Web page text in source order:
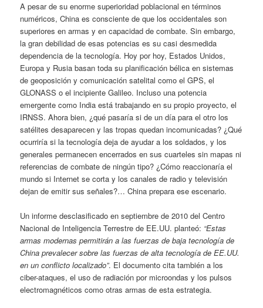
A pesar de su enorme superioridad poblacional en términos
numéricos, China es consciente de que los occidentales son
superiores en armas y en capacidad de combate. Sin embargo,
la gran debilidad de esas potencias es su casi desmedida
dependencia de la tecnología. Hoy por hoy, Estados Unidos,
Europa y Rusia basan toda su planificación bélica en sistemas
de geoposición y comunicación satelital como el GPS, el
GLONASS o el incipiente Galileo. Incluso una potencia
emergente como India está trabajando en su propio proyecto, el
IRNSS. Ahora bien, ¿qué pasaría si de un día para el otro los
satélites desaparecen y las tropas quedan incomunicadas? ¿Qué
ocurriría si la tecnología deja de ayudar a los soldados, y los
generales permanecen encerrados en sus cuarteles sin mapas ni
referencias de combate de ningún tipo? ¿Cómo reaccionaría el
mundo si Internet se corta y los canales de radio y televisión
dejan de emitir sus señales?… China prepara ese escenario.
Un informe desclasificado en septiembre de 2010 del Centro
Nacional de Inteligencia Terrestre de EE.UU. planteó: “Estas
armas modernas permitirán a las fuerzas de baja tecnología de
China prevalecer sobre las fuerzas de alta tecnología de EE.UU.
en un conflicto localizado”. El documento cita también a los
ciber-ataques, el uso de radiación por microondas y los pulsos
electromagnéticos como otras armas de esta estrategia.